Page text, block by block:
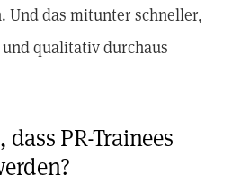
Und das mitunter schneller,
qualitativ durchaus
PR-Trainees